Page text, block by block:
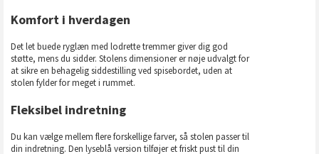
Komfort i hverdagen
Det let buede ryglæn med lodrette tremmer giver dig god
støtte, mens du sidder. Stolens dimensioner er nøje udvalgt for
at sikre en behagelig siddestilling ved spisebordet, uden at
stolen fylder for meget i rummet.
Fleksibel indretning
Du kan vælge mellem flere forskellige farver, så stolen passer til
din indretning. Den lyseblå version tilføjer et friskt pust til din